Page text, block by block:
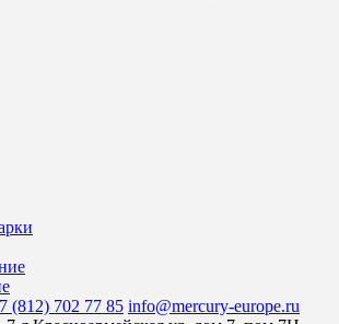
(812) 702 77 85 info@mercury-europe.ru